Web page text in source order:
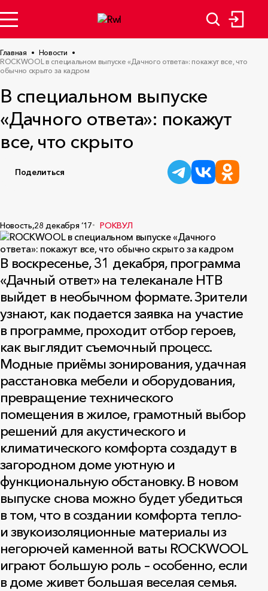
Главная
Новости
ROCKWOOL в специальном выпуске «Дачного ответа»: покажут все, что
обычно скрыто за кадром
В специальном выпуске
«Дачного ответа»: покажут
все, что скрыто
Поделиться
Новость,28 декабря ‘17 РОКВУЛ
В воскресенье, 31 декабря, программа
«Дачный ответ» на телеканале НТВ
выйдет в необычном формате. Зрители
узнают, как подается заявка на участие
в программе, проходит отбор героев,
как выглядит съемочный процесс.
Модные приёмы зонирования, удачная
расстановка мебели и оборудования,
превращение технического
помещения в жилое, грамотный выбор
решений для акустического и
климатического комфорта создадут в
загородном доме уютную и
функциональную обстановку. В новом
выпуске снова можно будет убедиться
в том, что в создании комфорта тепло-
и звукоизоляционные материалы из
негорючей каменной ваты ROCKWOOL
играют большую роль – особенно, если
в доме живет большая веселая семья.